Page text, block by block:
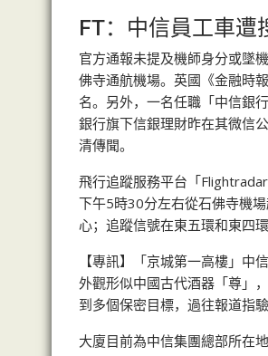
FT：中信員工車遭
官方通報未提及機師身分或墜
佛寺通航機場。英國《金融時
名。另外，一名任職「中信銀
銀行旗下信銀理財昨在其微信
清傳聞。
飛行追蹤服務平台「
下午5時30分左右從石佛寺機
心；追蹤信號在東五環和東四環
【專訊】「京城第一高樓」
外觀形似中國古代酒器「尊」
到多個保密目標，過往報道指
大廈目前為中信集團總部所在